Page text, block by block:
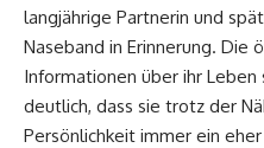
langjährige Partnerin und
Naseband in Erinnerung. Die
Informationen über ihr Leben
deutlich, dass sie trotz der
Persönlichkeit immer ein